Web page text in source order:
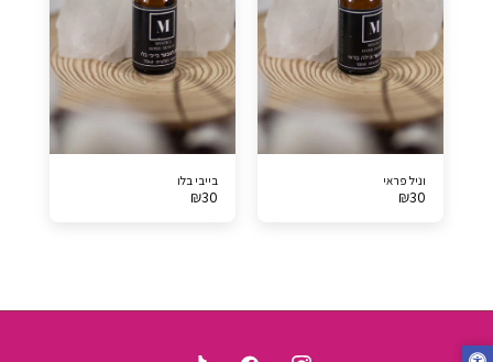
וניל פראי
₪30
בייבי בלו
₪30